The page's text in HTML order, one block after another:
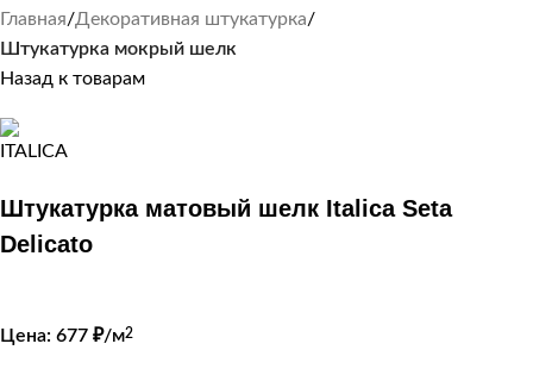
Главная Декоративная штукатурка
Штукатурка мокрый шелк
Назад к товарам
Штукатурка матовый шелк Italica Seta
Delicato
Цена: 677 ₽/м2